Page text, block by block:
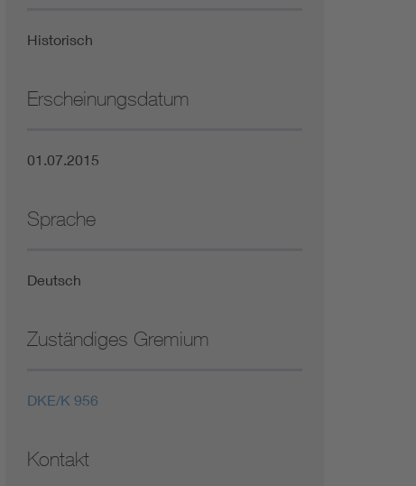
Historisch
Erscheinungsdatum
01.07.2015
Sprache
Deutsch
Zuständiges Gremium
DKE/K 956
Kontakt